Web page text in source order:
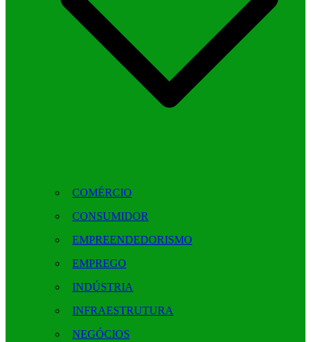
COMÉRCIO
CONSUMIDOR
EMPREENDEDORISMO
EMPREGO
INDÚSTRIA
INFRAESTRUTURA
NEGÓCIOS